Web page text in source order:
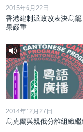
2015年6月22日
香港建制派政改表決烏籠
果嚴重
2014年12月27日
烏克蘭與親俄分離組織